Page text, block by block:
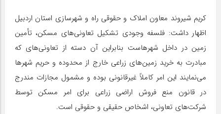
کریم شیروند معاون املاک و حقوقی راه و شهرسازی استان اردبیل
اظهار داشت: فلسفه وجودی تشکیل تعاونی‌های مسکن، تأمین
زمین در داخل شهرهاست بنابراین آن دسته از تعاونی‌های که
مبادرت به خرید زمین‌های زراعی خارج از محدوده و حریم شهرها
می‌نمایند این امر کاملاً غیرقانونی بوده و مشمول مجازات مندرج
در قانون منع فروش اراضی زراعی برای امر مسکن توسط
شرکت‌های تعاونی، اشخاص حقیقی و حقوقی است.